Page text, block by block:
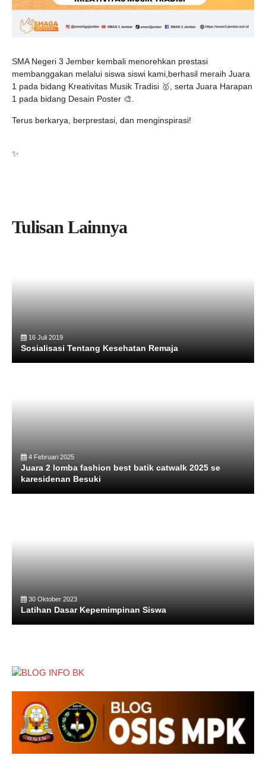
SMA Negeri 3 Jember kembali menorehkan prestasi
membanggakan melalui siswa siswi kami,berhasil meraih Juara
1 pada bidang Kreativitas Musik Tradisi 🥇, serta Juara Harapan
1 pada bidang Desain Poster 🎨.
Terus berkarya, berprestasi, dan menginspirasi!
✨
Tulisan Lainnya
16 Juli 2019
Sosialisasi Tentang Kesehatan Remaja
4 Februari 2025
Juara 2 lomba fashion best batik catwalk 2025 se
karesidenan Besuki
30 Oktober 2023
Latihan Dasar Kepemimpinan Siswa